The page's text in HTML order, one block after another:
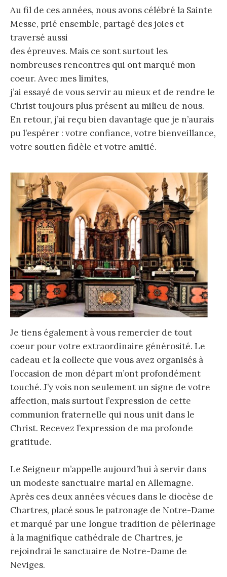
Au fil de ces années, nous avons célébré la Sainte
Messe, prié ensemble, partagé des joies et
traversé aussi
des épreuves. Mais ce sont surtout les
nombreuses rencontres qui ont marqué mon
coeur. Avec mes limites,
j’ai essayé de vous servir au mieux et de rendre le
Christ toujours plus présent au milieu de nous.
En retour, j’ai reçu bien davantage que je n’aurais
pu l’espérer : votre confiance, votre bienveillance,
votre soutien fidèle et votre amitié.
Je tiens également à vous remercier de tout
coeur pour votre extraordinaire générosité. Le
cadeau et la collecte que vous avez organisés à
l’occasion de mon départ m’ont profondément
touché. J’y vois non seulement un signe de votre
affection, mais surtout l’expression de cette
communion fraternelle qui nous unit dans le
Christ. Recevez l’expression de ma profonde
gratitude.
Le Seigneur m’appelle aujourd’hui à servir dans
un modeste sanctuaire marial en Allemagne.
Après ces deux années vécues dans le diocèse de
Chartres, placé sous le patronage de Notre-Dame
et marqué par une longue tradition de pèlerinage
à la magnifique cathédrale de Chartres, je
rejoindrai le sanctuaire de Notre-Dame de
Neviges.